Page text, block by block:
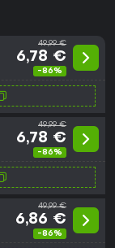
49,99 €
6,78 €
-86%
49,99 €
6,78 €
-86%
49,99 €
6,86 €
-86%